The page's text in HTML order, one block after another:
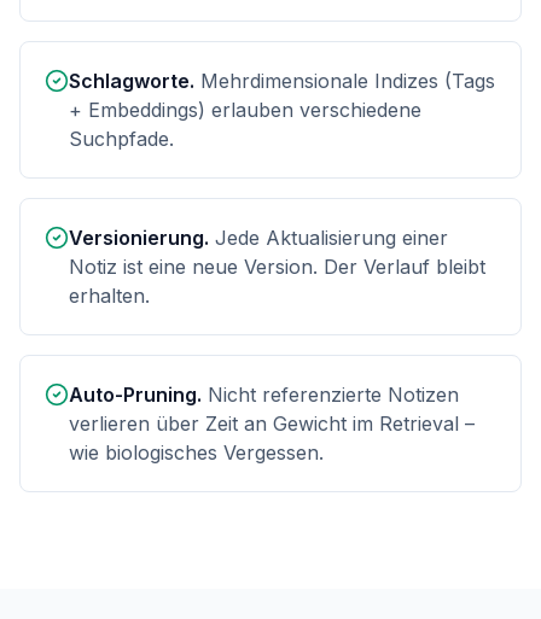
Schlagworte. Mehrdimensionale Indizes (Tags
+ Embeddings) erlauben verschiedene
Suchpfade.
Versionierung. Jede Aktualisierung einer
Notiz ist eine neue Version. Der Verlauf bleibt
erhalten.
Auto-Pruning. Nicht referenzierte Notizen
verlieren über Zeit an Gewicht im Retrieval –
wie biologisches Vergessen.